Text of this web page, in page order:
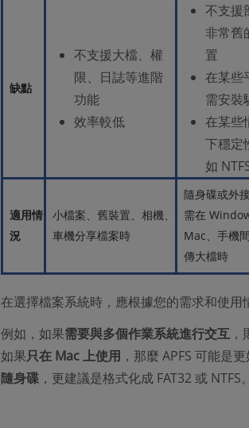
缺點
不支援大檔、權
限、日誌等進階
功能
效率較低
不支援
非常舊
置
在某些
需安裝
在某些
下穩定
如
適用情
況
小檔案、舊裝置、相機、
車機分享檔案時
隨身碟或外
需在
Mac、手機
傳大檔時
在選擇檔案系統時，應根據您的需求和使用
例如，如果需要與多個作業系統進行交互，
如果只在 Mac 上使用 ，那麼 APFS 可能是
隨身碟，更建議是格式化成 FAT32 或 NTFS。